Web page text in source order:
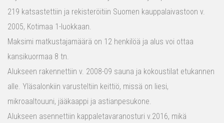
219 katsastettiin ja rekisteröitiin Suomen kauppalaivastoon v.
2005, Kotimaa 1-luokkaan.
Maksimi matkustajamäärä on 12 henkilöä ja alus voi ottaa
kansikuormaa 8 tn.
Alukseen rakennettiin v. 2008-09 sauna ja kokoustilat etukannen
alle. Yläsalonkiin varusteltiin keittiö, missä on liesi,
mikroaaltouuni, jääkaappi ja astianpesukone.
Alukseen asennettiin kappaletavaranosturi v.2016, mikä